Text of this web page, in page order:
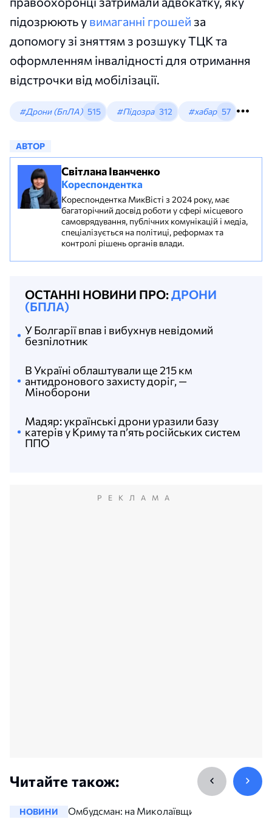
підозрюють у вимаганні грошей за
допомогу зі зняттям з розшуку ТЦК та
оформленням інвалідності для отримання
відстрочки від мобілізації.
#Дрони (БпЛА) 515 #Підозра 312 #хабар 57
АВТОР
Світлана Іванченко
Кореспондентка
Кореспондентка МикВісті з 2024 року, має
багаторічний досвід роботи у сфері місцевого
самоврядування, публічних комунікацій і медіа,
спеціалізується на політиці, реформах та
контролі рішень органів влади.
ОСТАННІ НОВИНИ ПРО:ДРОНИ
(БПЛА)
Мадяр: українські дрони уразили базу
катерів у Криму та п’ять російських систем
ППО
В Україні облаштували ще 215 км
антидронового захисту доріг, —
Міноборони
У Болгарії впав і вибухнув невідомий
безпілотник
РЕКЛАМА
Читайте також:
НОВИНИ
Омбудсман: на Миколаївщині